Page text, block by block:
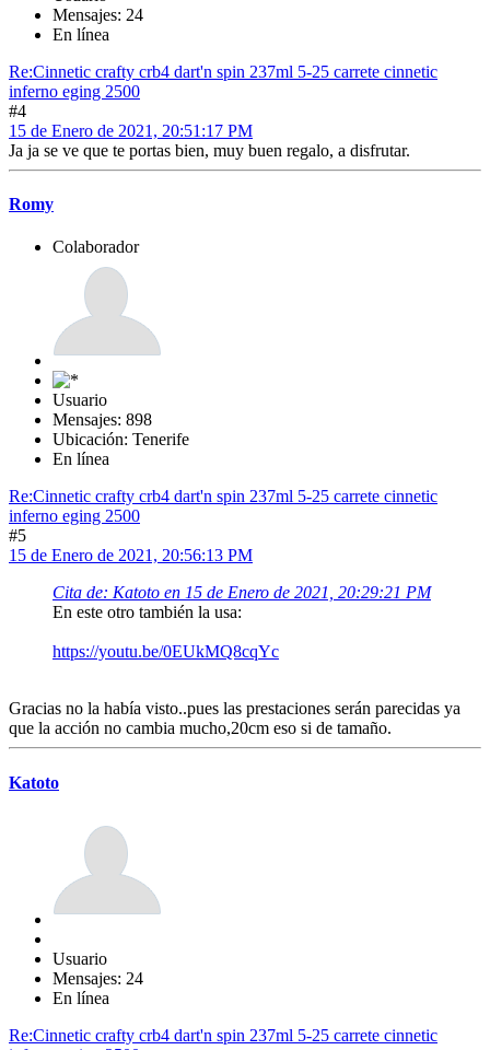
Mensajes: 24
En línea
Re:Cinnetic crafty crb4 dart'n spin 237ml 5-25 carrete cinnetic
inferno eging 2500
#4
15 de Enero de 2021, 20:51:17 PM
Ja ja se ve que te portas bien, muy buen regalo, a disfrutar.
Romy
Colaborador
Usuario
Mensajes: 898
Ubicación: Tenerife
En línea
Re:Cinnetic crafty crb4 dart'n spin 237ml 5-25 carrete cinnetic
inferno eging 2500
#5
15 de Enero de 2021, 20:56:13 PM
Cita de: Katoto en 15 de Enero de 2021, 20:29:21 PM
En este otro también la usa:
https://youtu.be/0EUkMQ8cqYc
Gracias no la había visto..pues las prestaciones serán parecidas ya
que la acción no cambia mucho,20cm eso si de tamaño.
Katoto
Usuario
Mensajes: 24
En línea
Re:Cinnetic crafty crb4 dart'n spin 237ml 5-25 carrete cinnetic